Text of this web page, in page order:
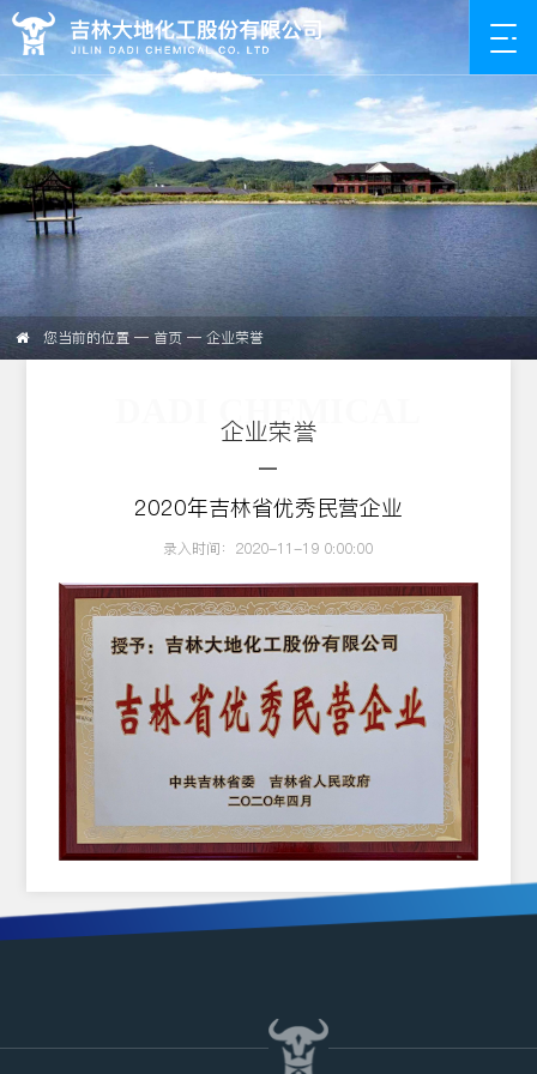
您当前的位置 — 首页 — 企业荣誉
DADI CHEMICAL
企业荣誉
2020年吉林省优秀民营企业
录入时间：2020-11-19 0:00:00